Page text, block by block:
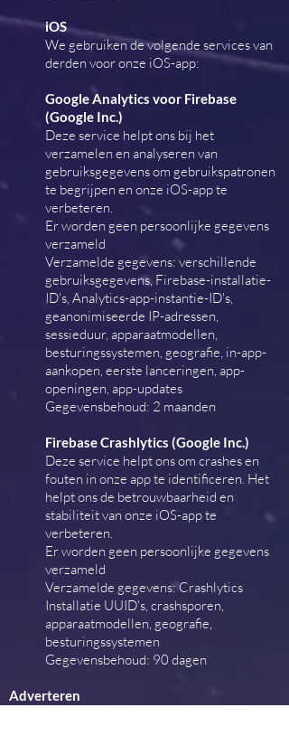
iOS
We gebruiken de volgende services van
derden voor onze iOS-app:
Google Analytics voor Firebase
(Google Inc.)
Deze service helpt ons bij het
verzamelen en analyseren van
gebruiksgegevens om gebruikspatronen
te begrijpen en onze iOS-app te
verbeteren.
Er worden geen persoonlijke gegevens
verzameld
Verzamelde gegevens: verschillende
gebruiksgegevens, Firebase-installatie-
ID's, Analytics-app-instantie-ID's,
geanonimiseerde IP-adressen,
sessieduur, apparaatmodellen,
besturingssystemen, geografie, in-app-
aankopen, eerste lanceringen, app-
openingen, app-updates
Gegevensbehoud: 2 maanden
Firebase Crashlytics (Google Inc.)
Deze service helpt ons om crashes en
fouten in onze app te identificeren. Het
helpt ons de betrouwbaarheid en
stabiliteit van onze iOS-app te
verbeteren.
Er worden geen persoonlijke gegevens
verzameld
Verzamelde gegevens: Crashlytics
Installatie UUID's, crashsporen,
apparaatmodellen, geografie,
besturingssystemen
Gegevensbehoud: 90 dagen
Adverteren